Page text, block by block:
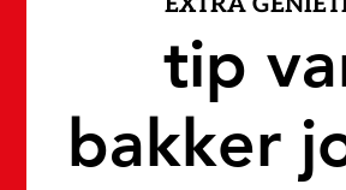
tip
bakker